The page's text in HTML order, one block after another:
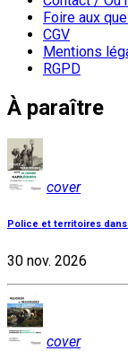
Foire aux
CGV
Mentions
RGPD
À paraître
cover
Police et territoires
30 nov. 2026
cover